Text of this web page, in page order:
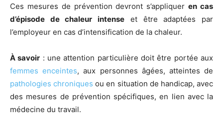
Ces mesures de prévention devront s’appliqueren cas
d’épisode de chaleur intense et être adaptées par
l’employeur en cas d’intensification de la chaleur.
À savoir : une attention particulière doit être portée aux
femmes enceintes, aux personnes âgées, atteintes de
pathologies chroniques ou en situation de handicap, avec
des mesures de prévention spécifiques, en lien avec la
médecine du travail.